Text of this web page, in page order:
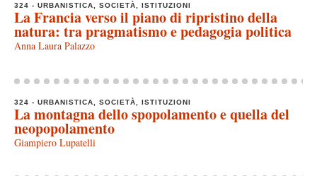
324 - URBANISTICA, SOCIETÀ, ISTITUZIONI
La Francia verso il piano di ripristino della
natura: tra pragmatismo e pedagogia politica
Anna Laura Palazzo
324 - URBANISTICA, SOCIETÀ, ISTITUZIONI
La montagna dello spopolamento e quella del
neopopolamento
Giampiero Lupatelli